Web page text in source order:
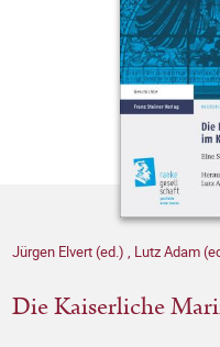
Jürgen Elvert (ed.) , Lutz Adam
Die Kaiserliche